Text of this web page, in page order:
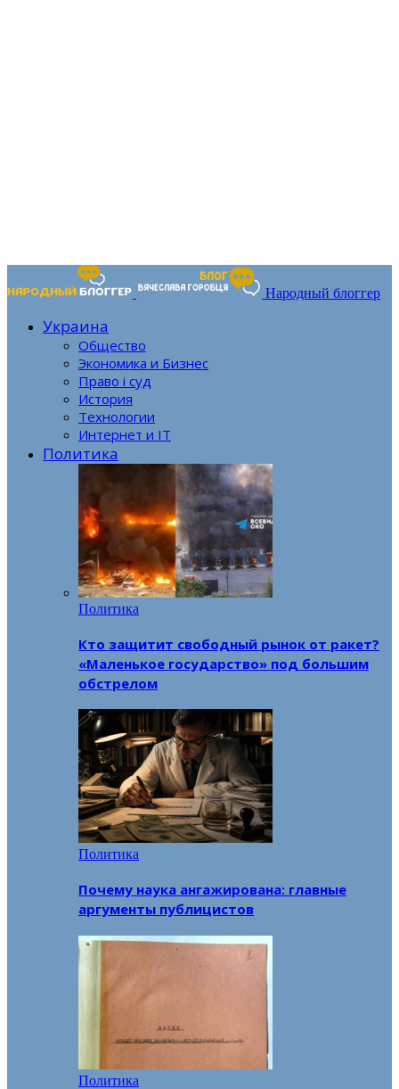
Народный блоггер
Украина
Общество
Экономика и Бизнес
Право і суд
История
Технологии
Интернет и IT
Политика
Политика
Кто защитит свободный рынок от ракет?
«Маленькое государство» под большим
обстрелом
Политика
Почему наука ангажирована: главные
аргументы публицистов
Политика